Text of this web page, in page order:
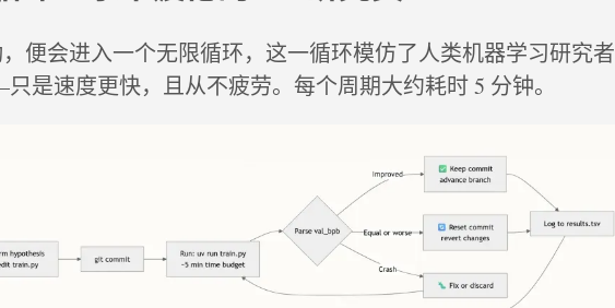
便会进入一个无限循环，这一循环模仿了人类机器学习研究者
是速度更快，且从不疲劳。每个周期大约耗时 5 分钟。